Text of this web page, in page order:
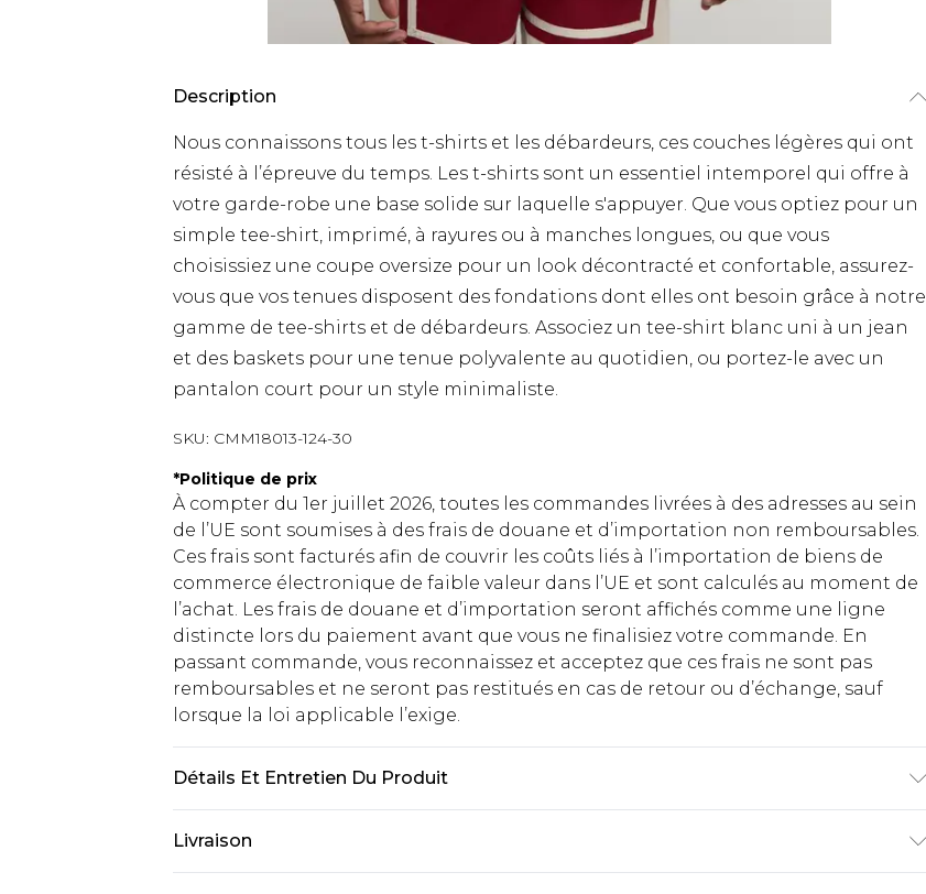
Description
Nous connaissons tous les t-shirts et les débardeurs, ces couches légères qui ont
résisté à l’épreuve du temps. Les t-shirts sont un essentiel intemporel qui offre à
votre garde-robe une base solide sur laquelle s'appuyer. Que vous optiez pour un
simple tee-shirt, imprimé, à rayures ou à manches longues, ou que vous
choisissiez une coupe oversize pour un look décontracté et confortable, assurez-
vous que vos tenues disposent des fondations dont elles ont besoin grâce à notre
gamme de tee-shirts et de débardeurs. Associez un tee-shirt blanc uni à un jean
et des baskets pour une tenue polyvalente au quotidien, ou portez-le avec un
pantalon court pour un style minimaliste.
SKU: CMM18013-124-30
*Politique de prix
À compter du 1er juillet 2026, toutes les commandes livrées à des adresses au sein
de l’UE sont soumises à des frais de douane et d’importation non remboursables.
Ces frais sont facturés afin de couvrir les coûts liés à l’importation de biens de
commerce électronique de faible valeur dans l’UE et sont calculés au moment de
l’achat. Les frais de douane et d’importation seront affichés comme une ligne
distincte lors du paiement avant que vous ne finalisiez votre commande. En
passant commande, vous reconnaissez et acceptez que ces frais ne sont pas
remboursables et ne seront pas restitués en cas de retour ou d’échange, sauf
lorsque la loi applicable l’exige.
Détails Et Entretien Du Produit
Livraison